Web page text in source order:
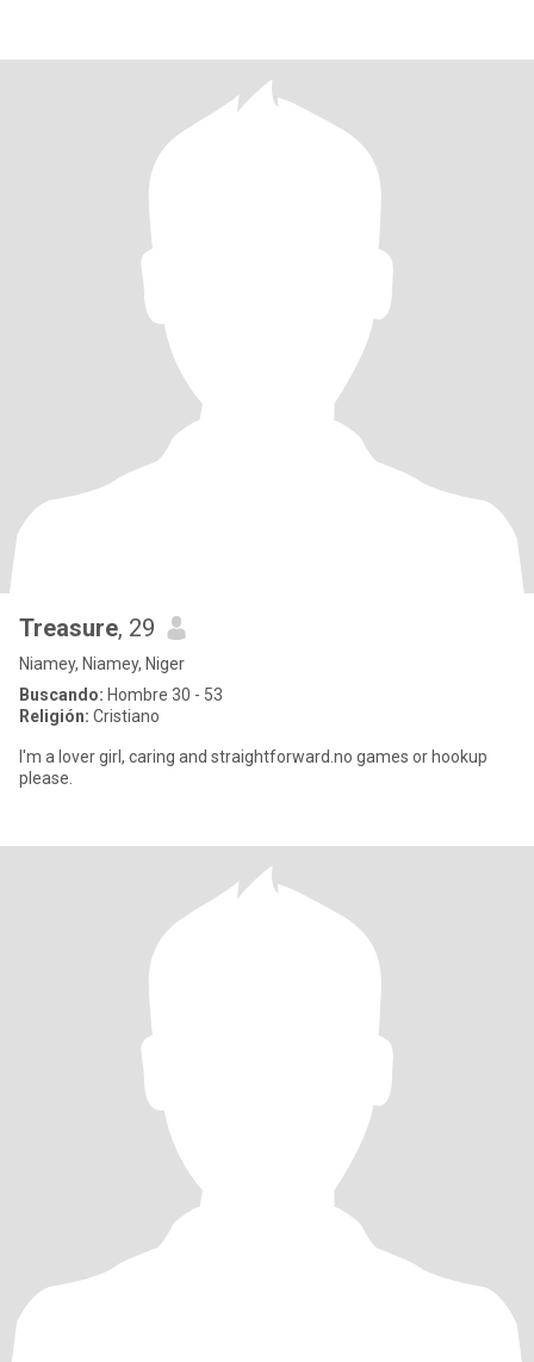
Treasure, 29
Niamey, Niamey, Niger
Buscando: Hombre 30 - 53
Religión: Cristiano
I'm a lover girl, caring and straightforward.no games or hookup
please.